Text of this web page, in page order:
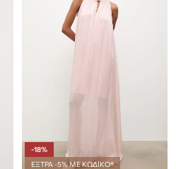
-18%
ΕΞΤΡΑ -5% ΜΕ ΚΩΔΙΚΟ*